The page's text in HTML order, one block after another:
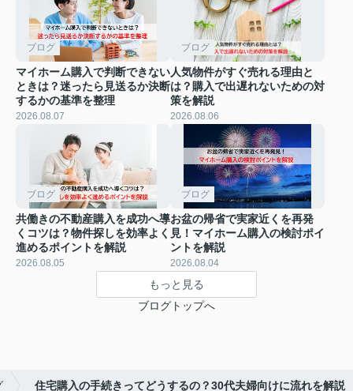
ブログ
マイホーム購入で判断できない
ときは？迷ったら見送るか決断
するかの基準を整理
2026.08.07
ブログ
人気物件がすぐ売れる理由と
は？購入で出遅れないための対
策を解説
2026.08.06
ブログ
共働きの不動産購入を成功へ導
くコツは？物件探しを効率よく
進めるポイントを解説
2026.08.05
ブログ
お盆の帰省で実家近くを再発
見！マイホーム購入の検討ポイ
ントを解説
2026.08.04
もっと見る
ブログトップへ
住宅購入の手続きってどうするの？30代夫婦向けに流れを解説